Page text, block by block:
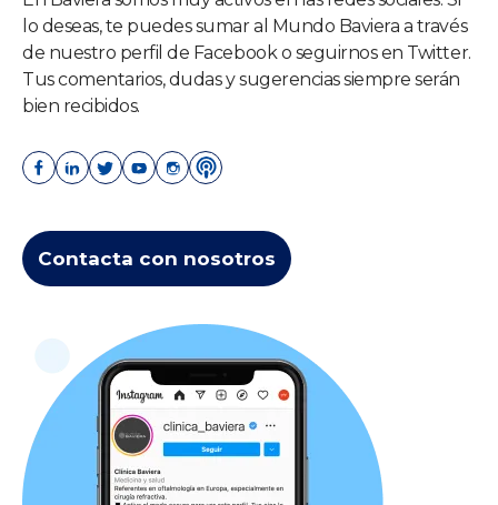
lo deseas, te puedes sumar al Mundo Baviera a través
de nuestro perfil de Facebook o seguirnos en Twitter.
Tus comentarios, dudas y sugerencias siempre serán
bien recibidos.
Contacta con nosotros